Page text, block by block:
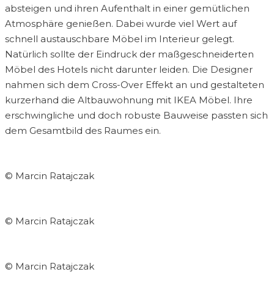
absteigen und ihren Aufenthalt in einer gemütlichen
Atmosphäre genießen. Dabei wurde viel Wert auf
schnell austauschbare Möbel im Interieur gelegt.
Natürlich sollte der Eindruck der maßgeschneiderten
Möbel des Hotels nicht darunter leiden. Die Designer
nahmen sich dem Cross-Over Effekt an und gestalteten
kurzerhand die Altbauwohnung mit IKEA Möbel. Ihre
erschwingliche und doch robuste Bauweise passten sich
dem Gesamtbild des Raumes ein.
© Marcin Ratajczak
© Marcin Ratajczak
© Marcin Ratajczak